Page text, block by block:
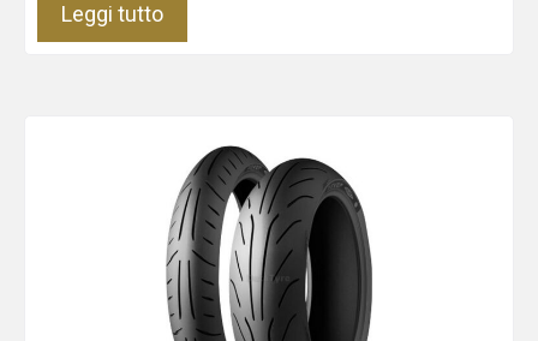
Leggi tutto